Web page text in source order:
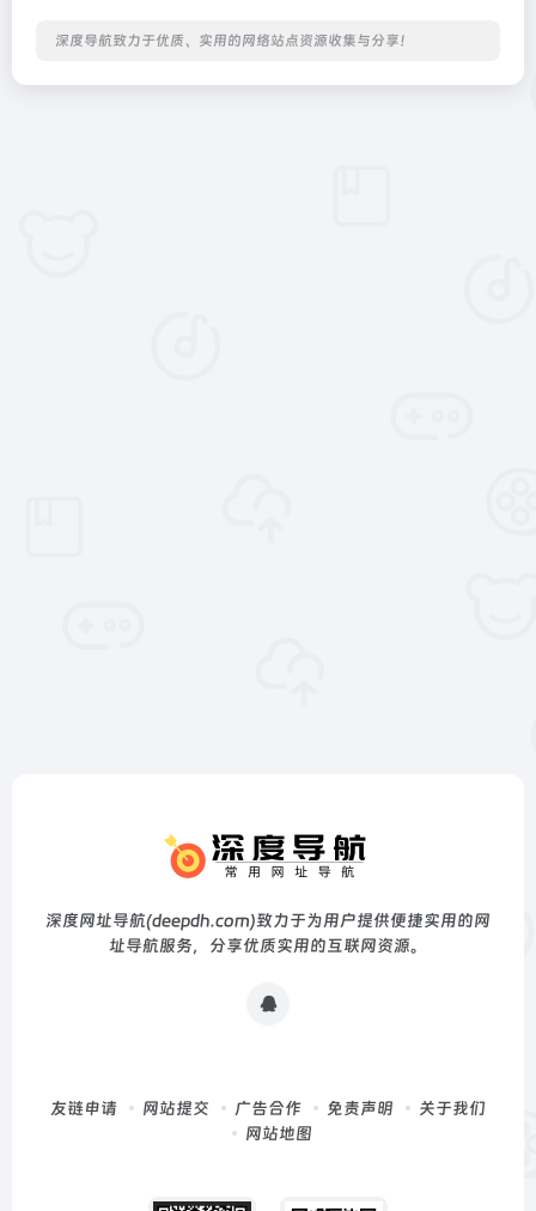
深度导航致力于优质、实用的网络站点资源收集与分享！
深度网址导航(deepdh.com)致力于为用户提供便捷实用的网
址导航服务，分享优质实用的互联网资源。
友链申请 网站提交 广告合作 免责声明
关于我们
网站地图